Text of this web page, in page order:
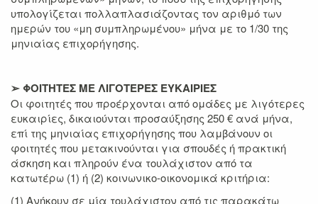
υπολογίζεται πολλαπλασιάζοντας τον αριθμό των
ημερών του «μη συμπληρωμένου» μήνα με το 1/30 της
μηνιαίας επιχορήγησης.
➢ ΦΟΙΤΗΤΕΣ ΜΕ ΛΙΓΟΤΕΡΕΣ ΕΥΚΑΙΡΙΕΣ
Οι φοιτητές που προέρχονται από ομάδες με λιγότερες
ευκαιρίες, δικαιούνται προσαύξησης 250 € ανά μήνα,
επί της μηνιαίας επιχορήγησης που λαμβάνουν οι
φοιτητές που μετακινούνται για σπουδές ή πρακτική
άσκηση και πληρούν ένα τουλάχιστον από τα
κατωτέρω (1) ή (2) κοινωνικο-οικονομικά κριτήρια:
(1) Ανήκουν σε μία τουλάχιστον από τις παρακάτω